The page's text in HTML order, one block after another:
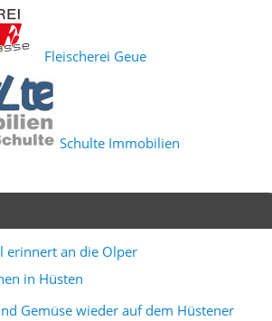
Fleischerei Geue
Schulte Immobilien
erinnert an die Olper
in Hüsten
Gemüse wieder auf dem Hüstener